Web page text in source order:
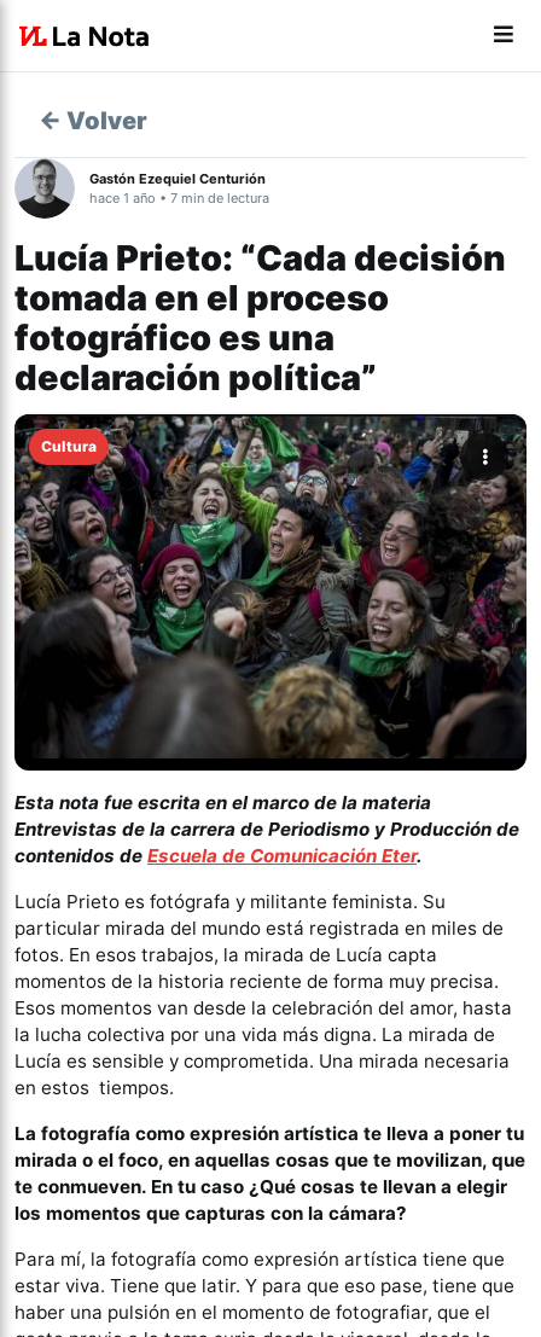
← Volver
Gastón Ezequiel Centurión
hace 1 año • 7 min de lectura
Lucía Prieto: “Cada decisión
tomada en el proceso
fotográfico es una
declaración política”
Cultura
Esta nota fue escrita en el marco de la materia
Entrevistas de la carrera de Periodismo y Producción de
contenidos de Escuela de Comunicación Eter.
Lucía Prieto es fotógrafa y militante feminista. Su
particular mirada del mundo está registrada en miles de
fotos. En esos trabajos, la mirada de Lucía capta
momentos de la historia reciente de forma muy precisa.
Esos momentos van desde la celebración del amor, hasta
la lucha colectiva por una vida más digna. La mirada de
Lucía es sensible y comprometida. Una mirada necesaria
en estos tiempos.
La fotografía como expresión artística te lleva a poner tu
mirada o el foco, en aquellas cosas que te movilizan, que
te conmueven. En tu caso ¿Qué cosas te llevan a elegir
los momentos que capturas con la cámara?
Para mí, la fotografía como expresión artística tiene que
estar viva. Tiene que latir. Y para que eso pase, tiene que
haber una pulsión en el momento de fotografiar, que el